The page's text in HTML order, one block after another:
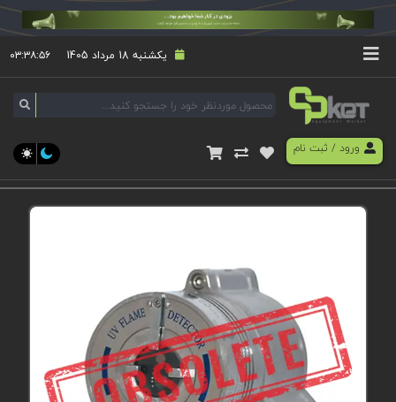
یکشنبه 18 مرداد 1405 ۰۳:۳۸:۵۶
ورود/ ثبت نام